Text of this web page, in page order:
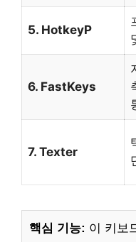
5. HotkeyP
6. FastKeys
7. Texter
핵심 기능: 이 키보